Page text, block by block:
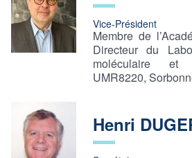
Vice-Président
Membre de
Directeur du
moléculaire et
UMR8220,
Henri